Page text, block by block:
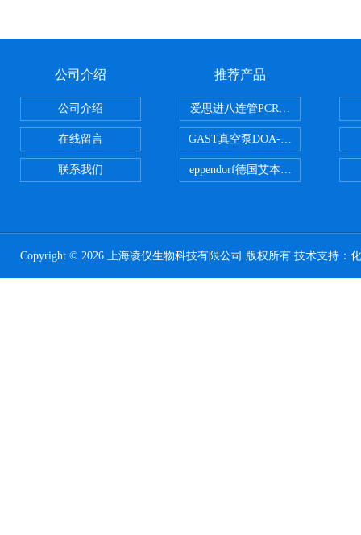
公司介绍
公司介绍
在线留言
联系我们
推荐产品
爱思进八连管PCR-0208-C
GAST真空泵DOA-P504-BN
eppendorf德国艾本德台式高速离
Copyright © 2026 上海凌仪生物科技有限公司 版权所有 技术支持：